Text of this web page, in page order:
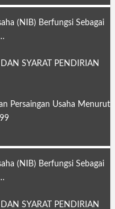
(NIB) Berfungsi Sebagai
SYARAT PENDIRIAN
Persaingan Usaha Menurut
(NIB) Berfungsi Sebagai
SYARAT PENDIRIAN